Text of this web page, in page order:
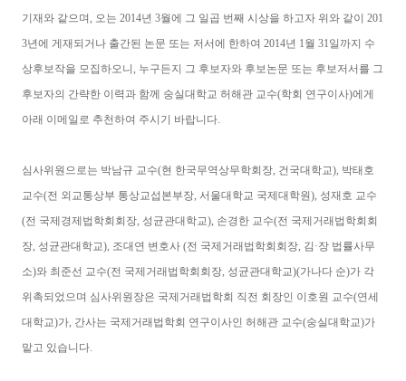
기재와 같으며, 오는 2014년 3월에 그 일곱 번째 시상을 하고자 위와 같이 201
3년에 게재되거나 출간된 논문 또는 저서에 한하여 2014년 1월 31일까지 수
상후보작을 모집하오니, 누구든지 그 후보자와 후보논문 또는 후보저서를 그
후보자의 간략한 이력과 함께 숭실대학교 허해관 교수(학회 연구이사)에게
아래 이메일로 추천하여 주시기 바랍니다.
심사위원으로는 박남규 교수(현 한국무역상무학회장, 건국대학교), 박태호
교수(전 외교통상부 통상교섭본부장, 서울대학교 국제대학원), 성재호 교수
(전 국제경제법학회회장, 성균관대학교), 손경한 교수(전 국제거래법학회회
장, 성균관대학교), 조대연 변호사 (전 국제거래법학회회장, 김·장 법률사무
소)와 최준선 교수(전 국제거래법학회회장, 성균관대학교)(가나다 순)가 각
위촉되었으며 심사위원장은 국제거래법학회 직전 회장인 이호원 교수(연세
대학교)가, 간사는 국제거래법학회 연구이사인 허해관 교수(숭실대학교)가
맡고 있습니다.